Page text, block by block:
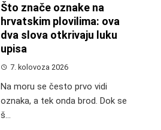
Što znače oznake na
hrvatskim plovilima: ova
dva slova otkrivaju luku
upisa
7. kolovoza 2026
Na moru se često prvo vidi
oznaka, a tek onda brod. Dok se
š...